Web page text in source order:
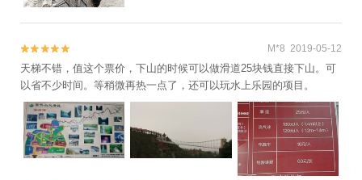

 M*8 2019-05-12
天梯不错，值这个票价，下山的时候可以做滑道25块钱直接下山。可
以省不少时间。等稍微再热一点了，还可以玩水上乐园的项目。